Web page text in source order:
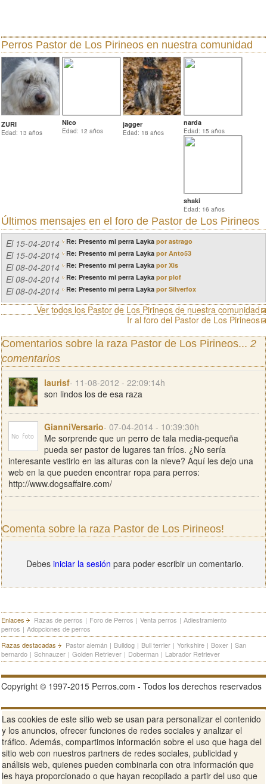
Perros Pastor de Los Pirineos en nuestra comunidad
ZURI
Edad: 13 años
Nico
Edad: 12 años
jagger
Edad: 18 años
narda
Edad: 15 años
shaki
Edad: 16 años
Últimos mensajes en el foro de Pastor de Los Pirineos
El 15-04-2014
Re: Presento mi perra Layka por astrago
El 15-04-2014 Re: Presento mi perra Layka por Anto53
El 08-04-2014 Re: Presento mi perra Layka por Xis
El 08-04-2014 Re: Presento mi perra Layka por plof
El 08-04-2014 Re: Presento mi perra Layka por Silverfox
Ver todos los Pastor de Los Pirineos de nuestra comunidad
Ir al foro del Pastor de Los Pirineos
Comentarios sobre la raza Pastor de Los Pirineos... 2
comentarios
laurisf- 11-08-2012 - 22:09:14h
son lindos los de esa raza
GianniVersario- 07-04-2014 - 10:39:30h
Me sorprende que un perro de tala media-pequeña
pueda ser pastor de lugares tan fríos. ¿No sería
interesante vestirlo en las alturas con la nieve? Aquí les dejo una
web en la que pueden encontrar ropa para perros:
http://www.dogsaffaire.com/
Comenta sobre la raza Pastor de Los Pirineos!
Debes iniciar la sesión para poder escribir un comentario.
Enlaces Razas de perros | Foro de Perros | Venta perros | Adiestramiento
perros | Adopciones de perros
Razas destacadas
Pastor alemán | Bulldog | Bull terrier | Yorkshire | Boxer | San
bernardo | Schnauzer | Golden Retriever | Doberman | Labrador Retriever
Copyright © 1997-2015 Perros.com - Todos los derechos reservados
Publicidad en Perros.com | Contacte | Aviso Legal Política de
privacidad | Condiciones de uso
Ver sitio web completo
Las cookies de este sitio web se usan para personalizar el contenido
y los anuncios, ofrecer funciones de redes sociales y analizar el
tráfico. Además, compartimos información sobre el uso que haga del
sitio web con nuestros partners de redes sociales, publicidad y
análisis web, quienes pueden combinarla con otra información que
les haya proporcionado o que hayan recopilado a partir del uso que